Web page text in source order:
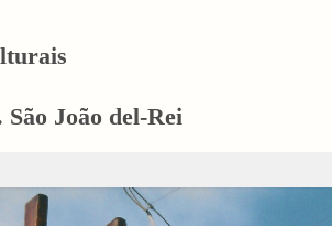
João del-Rei